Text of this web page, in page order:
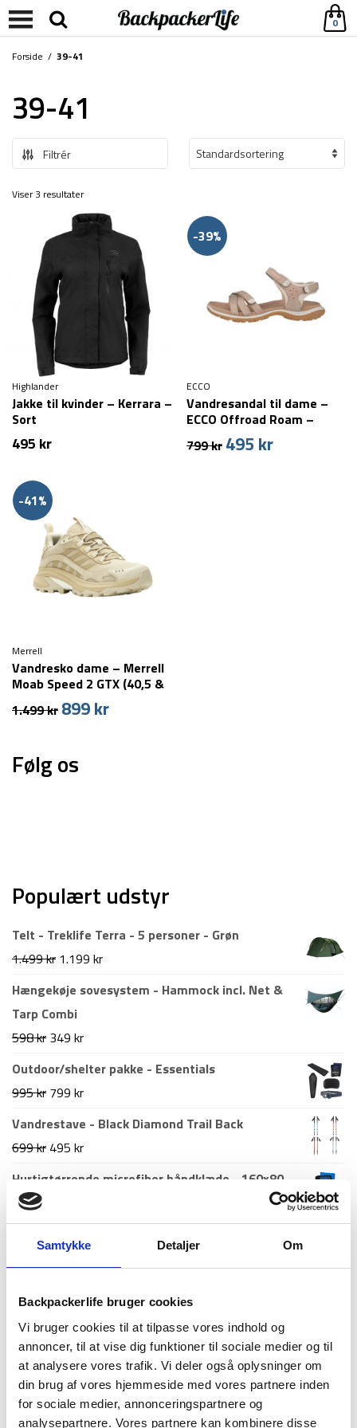
Samtykke Detaljer Om
Backpackerlife bruger cookies
Vi bruger cookies til at tilpasse vores indhold og
annoncer, til at vise dig funktioner til sociale medier og til
at analysere vores trafik. Vi deler også oplysninger om
din brug af vores hjemmeside med vores partnere inden
for sociale medier, annonceringspartnere og
analysepartnere. Vores partnere kan kombinere disse
0
Forside / 39-41
39-41
Filtrér
Viser 3 resultater
Highlander
Jakke til kvinder – Kerrara –
Sort
495 kr
-39%
ECCO
Vandresandal til dame –
ECCO Offroad Roam –
799kr Den
495 krDen
-41%
Merrell
Vandresko dame – Merrell
Moab Speed 2 GTX (40,5 &
42,5 tilbage)
1.499kr Den
var:
1.499 kr.
899krDen
Følg os
Populært udstyr
Telt - Treklife Terra - 5 personer - Grøn
1.499kr Den
oprindelige
pris
var:
1.199 krDen
aktuelle
Hængekøje sovesystem - Hammock incl. Net &
Tarp Combi
598kr Den
oprindelige
pris
598 kr.
349 krDen
aktuelle
349 kr.
Outdoor/shelter pakke - Essentials
995kr Den
oprindelige
pris
799 krDen
aktuelle
Vandrestave - Black Diamond Trail Back
699kr Den
oprindelige
var:
699 kr.
495 krDen
aktuelle
er:
495 kr.
Hurtigtørrende microfiber håndklæde - 160x80
cm - Treklife
99kr
Roskilde festival pakkeliste 2026 – Alt du bør
have med
18. juni 2026
Guide til Grøn Koncert 2026: Alt du skal vide –
inkl. pakkeliste
26. marts 2026